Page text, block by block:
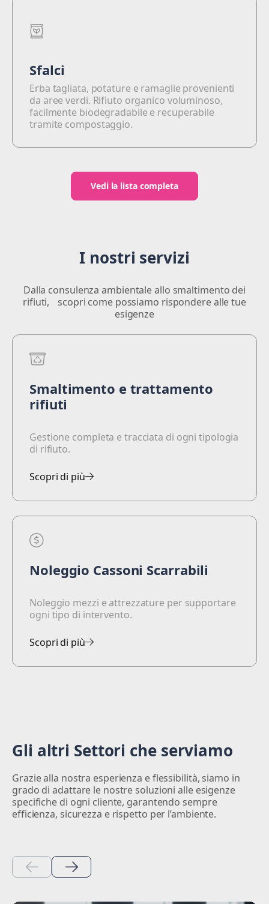
Sfalci
Erba tagliata, potature e ramaglie provenienti
da aree verdi. Rifiuto organico voluminoso,
facilmente biodegradabile e recuperabile
tramite compostaggio.
Vedi la lista completa
I nostri servizi
Dalla consulenza ambientale allo smaltimento dei
rifiuti, scopri come possiamo rispondere alle tue
esigenze
Smaltimento e trattamento
rifiuti
Gestione completa e tracciata di ogni tipologia
di rifiuto.
Scopri di più
Noleggio Cassoni Scarrabili
Noleggio mezzi e attrezzature per supportare
ogni tipo di intervento.
Scopri di più
Gli altri Settori che serviamo
Grazie alla nostra esperienza e flessibilità, siamo in
grado di adattare le nostre soluzioni alle esigenze
specifiche di ogni cliente, garantendo sempre
efficienza, sicurezza e rispetto per l’ambiente.